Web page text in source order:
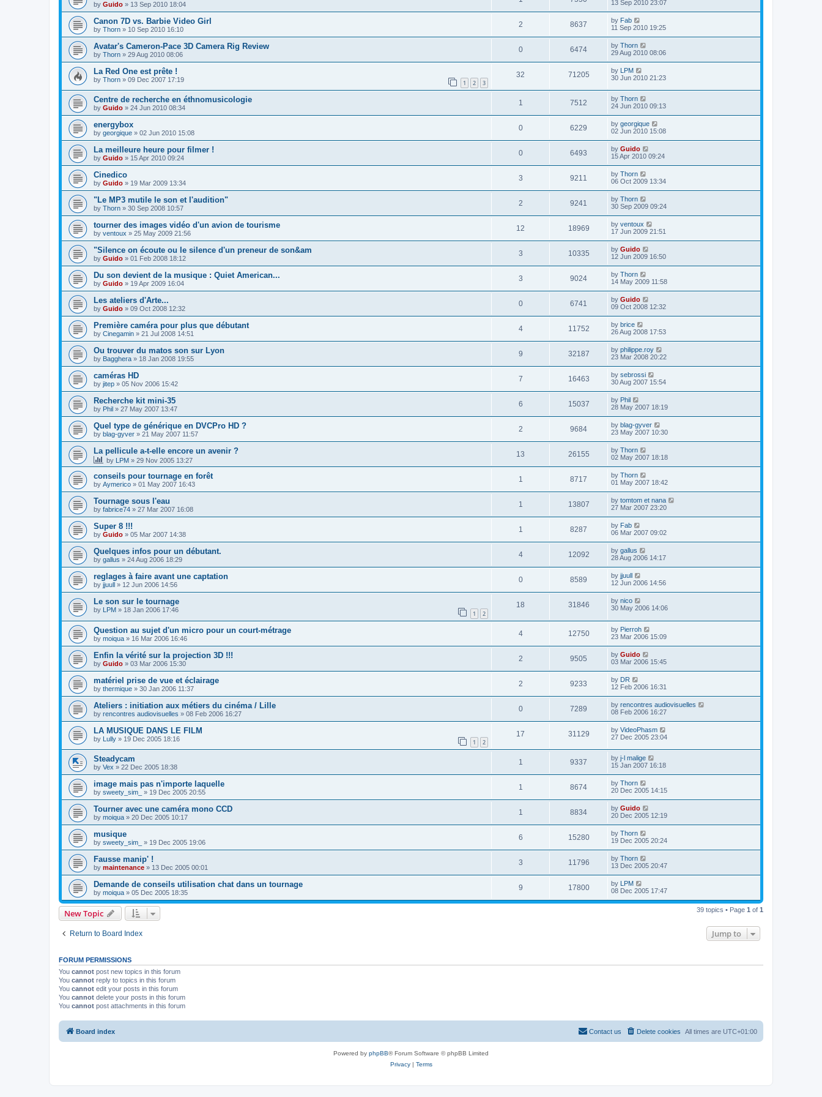
by Guido » 13 Sep 2010 18:04
13 Sep 2010 23:07
Canon 7D vs. Barbie Video Girl
by Thorn » 10 Sep 2010 16:10
2 8637 by Fab
11 Sep 2010 19:25
Avatar's Cameron-Pace 3D Camera Rig Review
by Thorn » 29 Aug 2010 08:06
0 6474 by Thorn
29 Aug 2010 08:06
La Red One est prête !
by Thorn » 09 Dec 2007 17:19 1 2 3
32 71205 by LPM
30 Jun 2010 21:23
Centre de recherche en éthnomusicologie
by Guido » 24 Jun 2010 08:34
1 7512 by Thorn
24 Jun 2010 09:13
energybox
by georgique » 02 Jun 2010 15:08
0 6229 by georgique
02 Jun 2010 15:08
La meilleure heure pour filmer !
by Guido » 15 Apr 2010 09:24
0 6493 by Guido
15 Apr 2010 09:24
Cinedico
by Guido » 19 Mar 2009 13:34
3 9211 by Thorn
06 Oct 2009 13:34
"Le MP3 mutile le son et l'audition"
by Thorn » 30 Sep 2008 10:57
2 9241 by Thorn
30 Sep 2009 09:24
tourner des images vidéo d'un avion de tourisme
by ventoux » 25 May 2009 21:56
12 18969 by ventoux
17 Jun 2009 21:51
"Silence on écoute ou le silence d'un preneur de son&am
by Guido » 01 Feb 2008 18:12
3 10335 by Guido
12 Jun 2009 16:50
Du son devient de la musique : Quiet American...
by Guido » 19 Apr 2009 16:04
3 9024 by Thorn
14 May 2009 11:58
Les ateliers d'Arte...
by Guido » 09 Oct 2008 12:32
0 6741 by Guido
09 Oct 2008 12:32
Première caméra pour plus que débutant
by Cinegamin » 21 Jul 2008 14:51
4 11752 by brice
26 Aug 2008 17:53
Ou trouver du matos son sur Lyon
by Bagghera » 18 Jan 2008 19:55
9 32187 by philippe.roy
23 Mar 2008 20:22
caméras HD
by jitep » 05 Nov 2006 15:42
7 16463 by sebrossi
30 Aug 2007 15:54
Recherche kit mini-35
by Phil » 27 May 2007 13:47
6 15037 by Phil
28 May 2007 18:19
Quel type de générique en DVCPro HD ?
by blag-gyver » 21 May 2007 11:57
2 9684 by blag-gyver
23 May 2007 10:30
La pellicule a-t-elle encore un avenir ?
by LPM » 29 Nov 2005 13:27
13 26155 by Thorn
02 May 2007 18:18
conseils pour tournage en forêt
by Aymerico » 01 May 2007 16:43
1 8717 by Thorn
01 May 2007 18:42
Tournage sous l'eau
by fabrice74 » 27 Mar 2007 16:08
1 13807 by tomtom et nana
27 Mar 2007 23:20
Super 8 !!!
by Guido » 05 Mar 2007 14:38
1 8287 by Fab
06 Mar 2007 09:02
Quelques infos pour un débutant.
by gallus » 24 Aug 2006 18:29
4 12092 by gallus
28 Aug 2006 14:17
reglages à faire avant une captation
by jjuull » 12 Jun 2006 14:56
0 8589 by jjuull
12 Jun 2006 14:56
Le son sur le tournage
by LPM » 18 Jan 2006 17:46 1 2
18 31846 by nico
30 May 2006 14:06
Question au sujet d'un micro pour un court-métrage
by moiqua » 16 Mar 2006 16:46
4 12750 by Pierroh
23 Mar 2006 15:09
Enfin la vérité sur la projection 3D !!!
by Guido » 03 Mar 2006 15:30
2 9505 by Guido
03 Mar 2006 15:45
matériel prise de vue et éclairage
by thermique » 30 Jan 2006 11:37
2 9233 by DR
12 Feb 2006 16:31
Ateliers : initiation aux métiers du cinéma / Lille
by rencontres audiovisuelles » 08 Feb 2006 16:27
0 7289 by rencontres audiovisuelles
08 Feb 2006 16:27
LA MUSIQUE DANS LE FILM
by Lully » 19 Dec 2005 18:16 1 2
17 31129 by VideoPhasm
27 Dec 2005 23:04
Steadycam
by Vex » 22 Dec 2005 18:38
1 9337 by j-l malige
15 Jan 2007 16:18
image mais pas n'importe laquelle
by sweety_sim_ » 19 Dec 2005 20:55
1 8674 by Thorn
20 Dec 2005 14:15
Tourner avec une caméra mono CCD
by moiqua » 20 Dec 2005 10:17
1 8834 by Guido
20 Dec 2005 12:19
musique
by sweety_sim_ » 19 Dec 2005 19:06
6 15280 by Thorn
19 Dec 2005 20:24
Fausse manip' !
by maintenance » 13 Dec 2005 00:01
3 11796 by Thorn
13 Dec 2005 20:47
Demande de conseils utilisation chat dans un tournage
by moiqua » 05 Dec 2005 18:35
9 17800 by LPM
08 Dec 2005 17:47
New Topic 39 topics • Page 1 of 1
Return to Board Index Jump to
FORUM PERMISSIONS
You cannot post new topics in this forum
You cannot reply to topics in this forum
You cannot edit your posts in this forum
You cannot delete your posts in this forum
You cannot post attachments in this forum
Board index All times are UTC+01:00
Delete cookies
Contact us
Powered by phpBB® Forum Software © phpBB Limited
Privacy| Terms